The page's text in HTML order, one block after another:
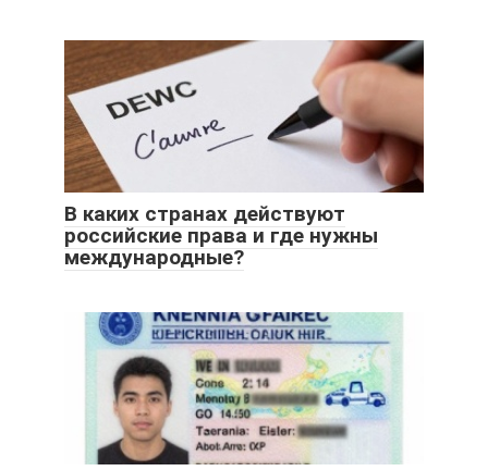
В каких странах действуют
российские права и где нужны
международные?